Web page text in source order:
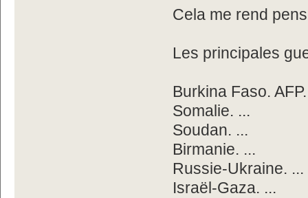
Cela me rend
Les principales
Burkina Faso.
Somalie. ...
Soudan. ...
Birmanie. ...
Russie-Ukraine. ...
Israël-Gaza. ...